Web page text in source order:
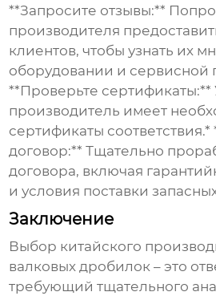
**Запросите отзывы:**
производителя
клиентов, чтобы узнать их
оборудовании и сервисной
**Проверьте сертификаты:**
производитель имеет
сертификаты
договор:** Тщательно
договора, включая
и условия поставки
Заключение
Выбор китайского
валковых дробилок – это
требующий тщательного